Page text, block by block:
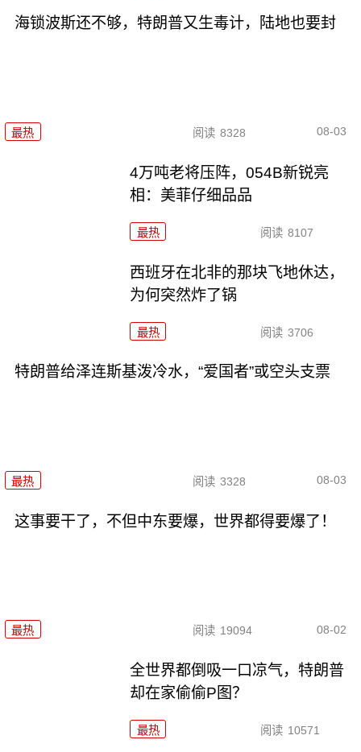
海锁波斯还不够，特朗普又生毒计，陆地也要封
最热 阅读 8328 08-03
4万吨老将压阵，054B新锐亮
相：美菲仔细品品
最热 阅读 8107
西班牙在北非的那块飞地休达，
为何突然炸了锅
最热 阅读 3706
特朗普给泽连斯基泼冷水，“爱国者”或空头支票
最热 阅读 3328 08-03
这事要干了，不但中东要爆，世界都得要爆了！
最热 阅读 19094 08-02
全世界都倒吸一口凉气，特朗普
却在家偷偷P图？
最热 阅读 10571